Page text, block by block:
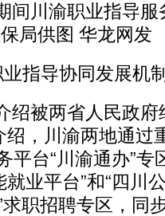
间川渝职业指导
局供图 华龙网发
业指导协同发展机
绍被两省人民政府
，川渝两地通过
平台“川渝通办”
业平台”和“四川
求职招聘专区，同